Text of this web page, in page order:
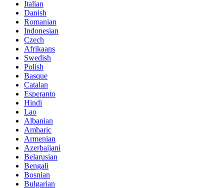
Italian
Danish
Romanian
Indonesian
Czech
Afrikaans
Swedish
Polish
Basque
Catalan
Esperanto
Hindi
Lao
Albanian
Amharic
Armenian
Azerbaijani
Belarusian
Bengali
Bosnian
Bulgarian